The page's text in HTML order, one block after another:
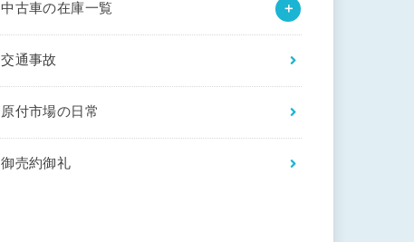
中古車の在庫一覧
交通事故
原付市場の日常
御売約御礼